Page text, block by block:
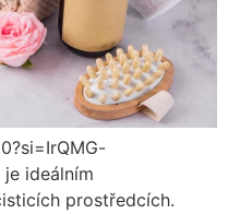
ideálním
prostředcích.